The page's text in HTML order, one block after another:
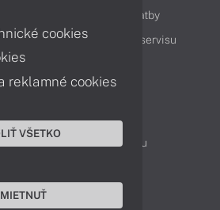
Možnosti doručenia a platby
Servisné služby Cenník servisu
Kontakty
Obchodné oddelenie
Reklamácia tovaru
cookies
reklamné cookies
VŠETKO